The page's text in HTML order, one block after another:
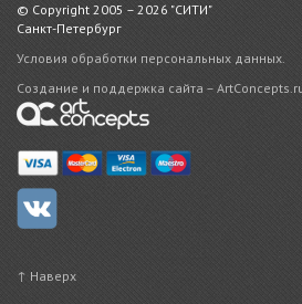
© Copyright 2005 – 2026 "СИТИ"
Санкт-Петербург
Условия обработки персональных данных.
Создание и поддержка сайта –
↑ Наверх